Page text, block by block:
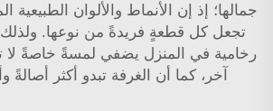
جمالها؛ إذ إن الأنماط والألوان
تجعل كل قطعةٍ فريدةً من نوعها.
رخامية في المنزل يضفي لمسةً خاصةً لا
آخر، كما أن الغرفة تبدو أكثر أصالةً